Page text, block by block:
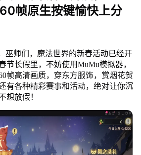
帧原生按键愉快上分
巫师们，魔法世界的新春活动已经开
节长假里，不妨使用MuMu模拟器，
帧高清画质，穿东方服饰，赏烟花贺
有各种精彩赛事和活动，绝对让你沉
想放假！